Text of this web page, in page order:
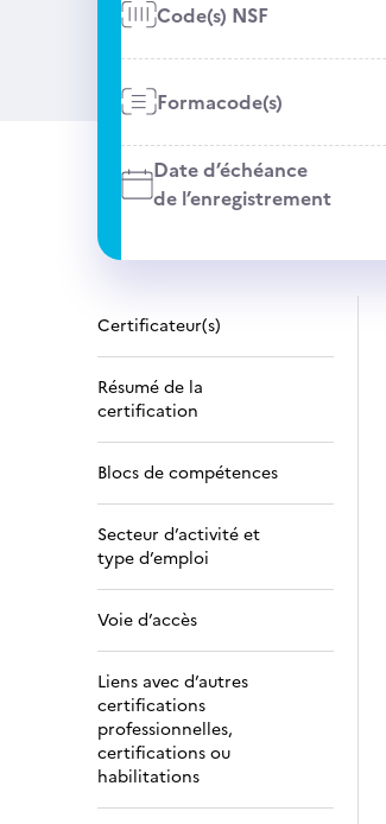
Code(s) NSF
Formacode(s)
Date d’échéance
de l’enregistrement
Certificateur(s)
Résumé de la
certification
Blocs de compétences
Secteur d’activité et
type d’emploi
Voie d’accès
Liens avec d’autres
certifications
professionnelles,
certifications ou
habilitations